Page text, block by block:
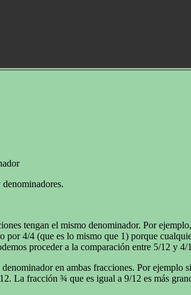
tengan el mismo denominador. Por
4/4 (que es lo mismo que 1) porque
proceder a la comparación entre 5/12 y 4/
en ambas fracciones. Por ejemplo
La fracción ¾ que es igual a 9/12 es más